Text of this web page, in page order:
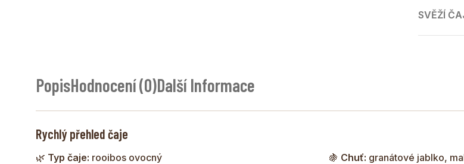
SVĚŽÍ
malin a
PopisHodnocení (0)Další Informace
Rychlý přehled čaje
🌿 Typ čaje: rooibos ovocný 🍇 Chuť: granátové jablko,